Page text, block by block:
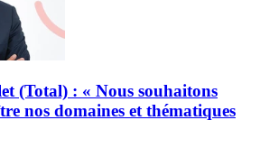
(Total) : « Nous souhaitons
nos domaines et thématiques